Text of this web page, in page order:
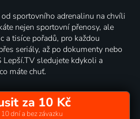
sportovního adrenalinu na chvíli
nejen sportovní přenosy, ale
tisíce pořadů, pro každou
seriály, až po dokumenty nebo
Lepší.TV sledujete kdykoli a
máte chuť.
za 10 Kč
dní a bez závazku